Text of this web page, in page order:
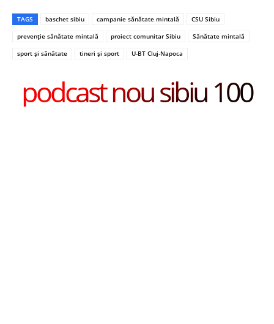
TAGS baschet sibiu campanie sănătate mintală
CSU Sibiu
prevenție sănătate mintală
proiect comunitar Sibiu
Sănătate mintală
sport și sănătate
tineri și sport U-BT Cluj-Napoca
podcast nou sibiu 100